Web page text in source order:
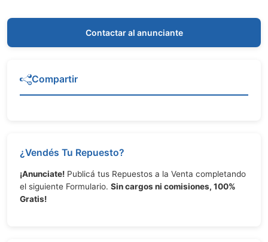
Contactar al anunciante
Compartir
¿Vendés Tu Repuesto?
¡Anunciate! Publicá tus Repuestos a la Venta completando
el siguiente Formulario. Sin cargos ni comisiones, 100%
Gratis!